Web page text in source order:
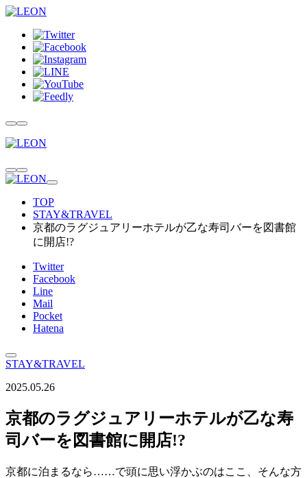
TOP
STAY&TRAVEL
京都のラグジュアリーホテルが乙な寿司バーを図書館
に開店!?
Twitter
Facebook
Line
Mail
Pocket
Hatena
STAY&TRAVEL
2025.05.26
京都のラグジュアリーホテルが乙な寿
司バーを図書館に開店!?
京都に泊まるなら……で頭に思い浮かぶのはここ、そんな方